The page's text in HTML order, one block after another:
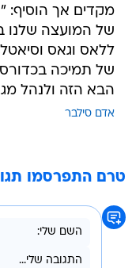
מקדים אך הוסיף:
של המועצה שלנו
ללאס וגאס
הבא הזה ולנהל
אדם סילבר
טרם התפרסמו